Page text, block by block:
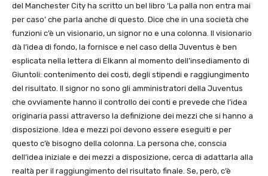
del Manchester City ha scritto un bel libro ‘La palla non entra mai
per caso’ che parla anche di questo. Dice che in una società che
funzioni c’è un visionario, un signor no e una colonna. Il visionario
dà l’idea di fondo, la fornisce e nel caso della Juventus è ben
esplicata nella lettera di Elkann al momento dell’insediamento di
Giuntoli: contenimento dei costi, degli stipendi e raggiungimento
del risultato. Il signor no sono gli amministratori della Juventus
che ovviamente hanno il controllo dei conti e prevede che l’idea
originaria passi attraverso la definizione dei mezzi che si hanno a
disposizione. Idea e mezzi poi devono essere eseguiti e per
questo c’è bisogno della colonna. La persona che, conscia
dell’idea iniziale e dei mezzi a disposizione, cerca di adattarla alla
realtà per il raggiungimento del risultato finale. Se, però, c’è